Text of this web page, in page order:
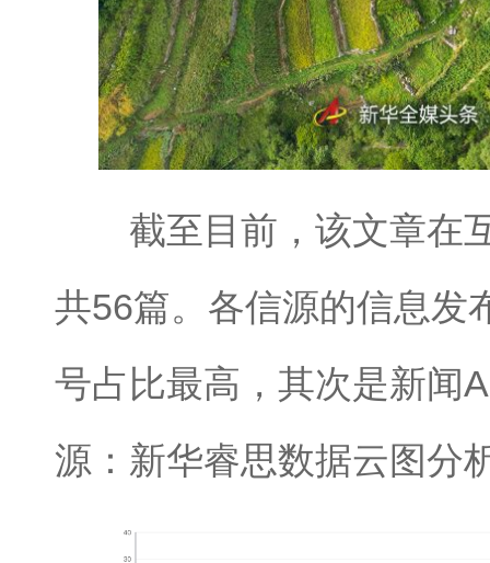
截至目前，该文章在
共56篇。各信源的信息发
号占比最高，其次是新闻
源：新华睿思数据云图分